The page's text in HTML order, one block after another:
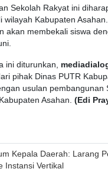
Sekolah Rakyat ini
wilayah Kabupaten
akan membekali siswa
ini diturunkan,
pihak Dinas PUTR
usulan
Asahan. (Edi
Kepala Daerah: Larang
Instansi Vertikal